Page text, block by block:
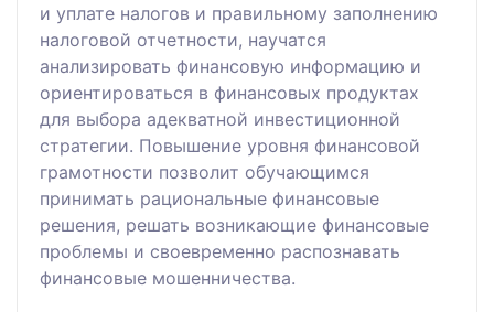
и уплате налогов и правильному заполнению
налоговой отчетности, научатся
анализировать финансовую информацию и
ориентироваться в финансовых продуктах
для выбора адекватной инвестиционной
стратегии. Повышение уровня финансовой
грамотности позволит обучающимся
принимать рациональные финансовые
решения, решать возникающие финансовые
проблемы и своевременно распознавать
финансовые мошенничества.